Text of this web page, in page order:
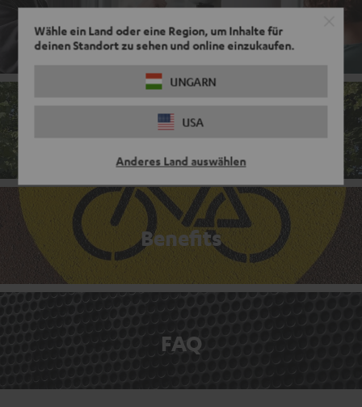
Wähle ein Land oder eine Region, um Inhalte für
deinen Standort zu sehen und online einzukaufen.
UNGARN
USA
Anderes Land auswählen
Teams
Unternehmenskultur
Benefits
FAQ